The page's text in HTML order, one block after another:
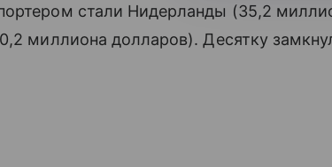
стали Нидерланды (35,2
миллиона долларов). Десятку